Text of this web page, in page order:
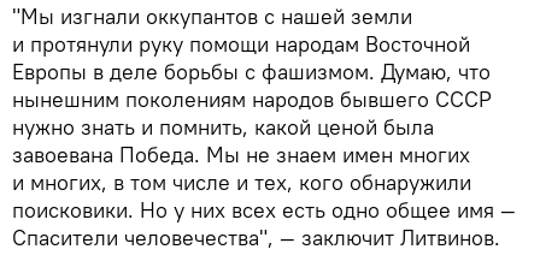
"Мы изгнали оккупантов с нашей земли
и протянули руку помощи народам Восточной
Европы в деле борьбы с фашизмом. Думаю, что
нынешним поколениям народов бывшего СССР
нужно знать и помнить, какой ценой была
завоевана Победа. Мы не знаем имен многих
и многих, в том числе и тех, кого обнаружили
поисковики. Но у них всех есть одно общее имя —
Спасители человечества", — заключит Литвинов.